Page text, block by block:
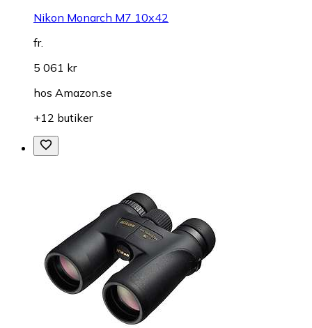
Nikon Monarch M7 10x42
fr.
5 061 kr
hos Amazon.se
+12 butiker